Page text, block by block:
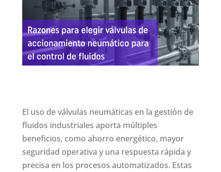
El uso de válvulas neumáticas en la gestión de
fluidos industriales aporta múltiples
beneficios, como ahorro energético, mayor
seguridad operativa y una respuesta rápida y
precisa en los procesos automatizados. Estas